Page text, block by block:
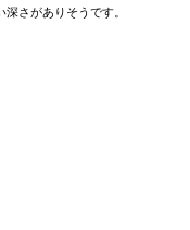
さがありそうです。